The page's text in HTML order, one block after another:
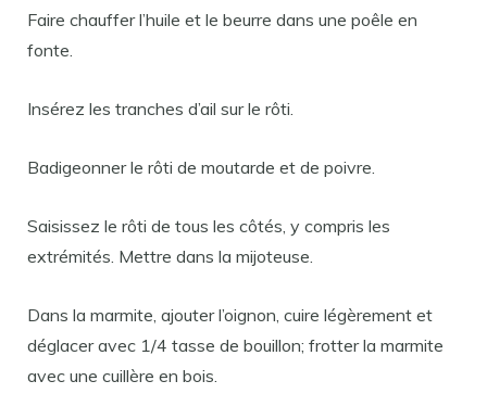
Faire chauffer l’huile et le beurre dans une poêle en
fonte.
Insérez les tranches d’ail sur le rôti.
Badigeonner le rôti de moutarde et de poivre.
Saisissez le rôti de tous les côtés, y compris les
extrémités. Mettre dans la mijoteuse.
Dans la marmite, ajouter l’oignon, cuire légèrement et
déglacer avec 1/4 tasse de bouillon; frotter la marmite
avec une cuillère en bois.